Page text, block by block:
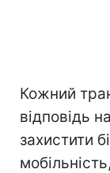
Кожний
відповідь
захистити